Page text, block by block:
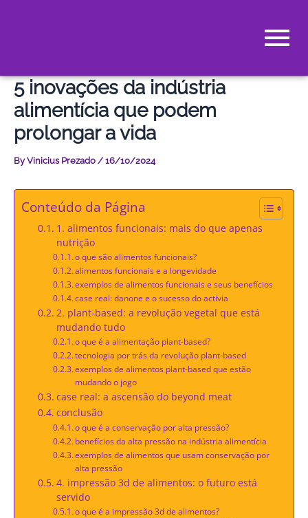
5 inovações da indústria
alimentícia que podem
prolongar a vida
ByVinicius Prezado / 16/10/2024
Conteúdo da Página
1. alimentos funcionais: mais do que apenas
nutrição
o que são alimentos funcionais?
alimentos funcionais e a longevidade
exemplos de alimentos funcionais e seus benefícios
case real: danone e o sucesso do activia
2. plant-based: a revolução vegetal que está
mudando tudo
o que é a alimentação plant-based?
tecnologia por trás da revolução plant-based
exemplos de alimentos plant-based que estão
mudando o jogo
case real: a ascensão do beyond meat
conclusão
o que é a conservação por alta pressão?
benefícios da alta pressão na indústria alimentícia
exemplos de alimentos que usam conservação por
alta pressão
4. impressão 3d de alimentos: o futuro está
servido
o que é a impressão 3d de alimentos?